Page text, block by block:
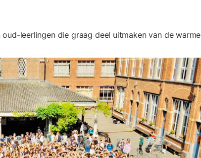
leerlingen die graag deel uitmaken van de warme